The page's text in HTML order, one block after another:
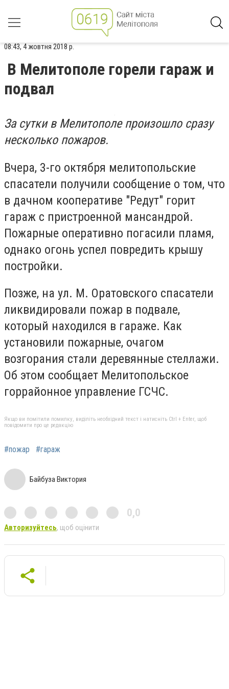
08:43, 4 жовтня 2018 р.
В Мелитополе горели гараж и
подвал
За сутки в Мелитополе произошло сразу
несколько пожаров.
Вчера, 3-го октября мелитопольские
спасатели получили сообщение о том, что
в дачном кооперативе "Редут" горит
гараж с пристроенной мансандрой.
Пожарные оперативно погасили пламя,
однако огонь успел повредить крышу
постройки.
Позже, на ул. М. Оратовского спасатели
ликвидировали пожар в подвале,
который находился в гараже. Как
установили пожарные, очагом
возгорания стали деревянные стеллажи.
Об этом сообщает Мелитопольское
горрайонное управление ГСЧС.
Якщо ви помітили помилку, виділіть необхідний текст і натисніть Ctrl + Enter, щоб
повідомити про це редакцію
#пожар #гараж
Байбуза Виктория
0,0
Авторизуйтесь, щоб оцінити